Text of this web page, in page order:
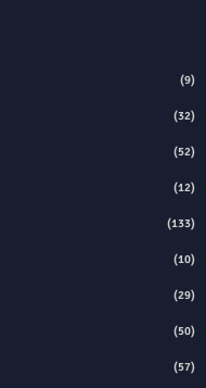
(9)
(32)
(52)
(12)
(133)
(10)
(29)
(50)
(57)